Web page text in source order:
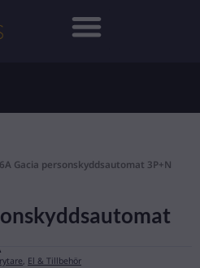
Gacia personskyddsautomat 3P+N
, El & Tillbehör